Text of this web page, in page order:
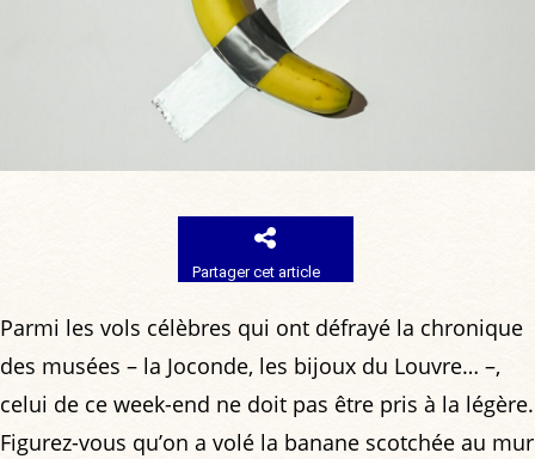
Partager cet article
Parmi les vols célèbres qui ont défrayé la chronique
des musées – la Joconde, les bijoux du Louvre… –,
celui de ce week-end ne doit pas être pris à la légère.
Figurez-vous qu’on a volé la banane scotchée au mur